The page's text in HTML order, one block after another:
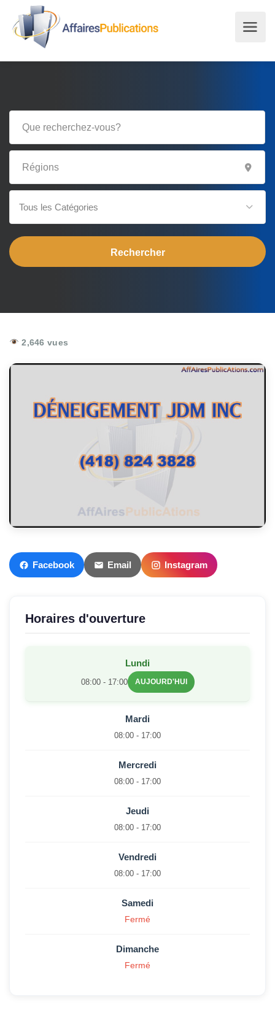
Tous les Catégories
2,646 vues
Facebook Email Instagram
Horaires d'ouverture
Lundi
08:00 - 17:00 AUJOURD'HUI
Mardi
08:00 - 17:00
Mercredi
08:00 - 17:00
Jeudi
08:00 - 17:00
Vendredi
08:00 - 17:00
Samedi
Fermé
Dimanche
Fermé